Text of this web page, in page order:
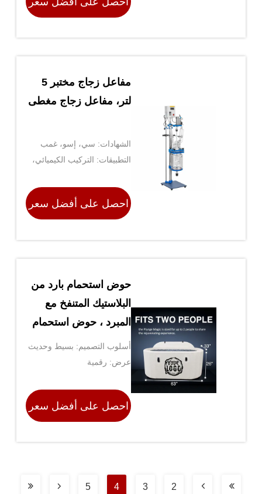
مفاعل زجاج مختبر 5
لتر، مفاعل زجاج مغطى
الشهادات: سي، إسو، غمب
التطبيقات: التركيب الكيميائي،
احصل على أفضل سعر
حوض استحمام بارد من
البلاستيك المتنفخ مع
المبرد ، حوض استحمام
ثلجي
أسلوب التصميم: بسيط وحديث
عرض: رقمية
احصل على أفضل سعر
2
3
4
5